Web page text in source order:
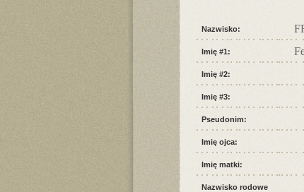
Nazwisko:
Imię #1:
Imię #2:
Imię #3:
Pseudonim:
Imię ojca:
Imię matki:
Nazwisko rodowe